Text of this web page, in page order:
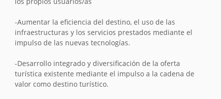
-Aumentar la eficiencia del destino, el uso de las
infraestructuras y los servicios prestados mediante el
impulso de las nuevas tecnologías.
-Desarrollo integrado y diversificación de la oferta
turística existente mediante el impulso a la cadena de
valor como destino turístico.